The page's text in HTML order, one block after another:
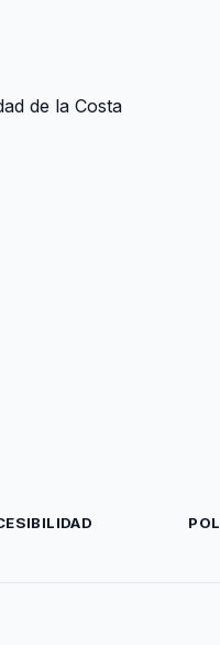
de la Costa